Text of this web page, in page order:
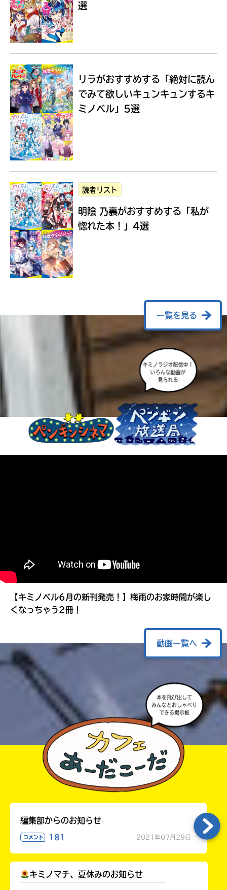
Loading...
選
リラがおすすめする 「絶対に読ん
でみて欲しいキュンキュンするキ
ミノベル」5選
読者リスト
明陰 乃裏がおすすめする 「私が
惚れた本！」4選
一覧を見る
キミノラジオ配信中！
いろんな動画が
見られる
【キミノベル6月の新刊発売！】梅雨のお家時間が楽し
くなっちゃう2冊！
動画一覧へ
本を飛び出して
みんなとおしゃべり
できる掲示板
編集部からのお知らせ
コメント 181 2021年07月29日
キミノマチ、夏休みのお知らせ
に
エ
も
度
み
て
ね
る